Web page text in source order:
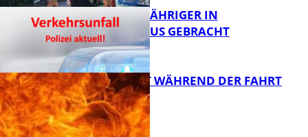
FB News
UNFALL: 58-JÄHRIGER IN
KRANKENHAUS GEBRACHT
AUTO FÄNGT WÄHREND DER FAHRT
FEUER